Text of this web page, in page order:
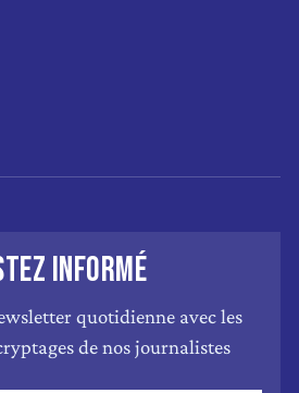
INFORMÉ
quotidienne avec les
de nos journalistes